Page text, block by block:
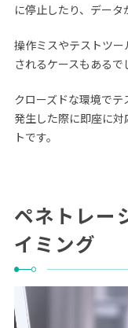
に停止したり、データ
操作ミスやテストツ
されるケースもあるで
クローズドな環境で
発生した際に即座に
トです。
ペネトレー
イミング